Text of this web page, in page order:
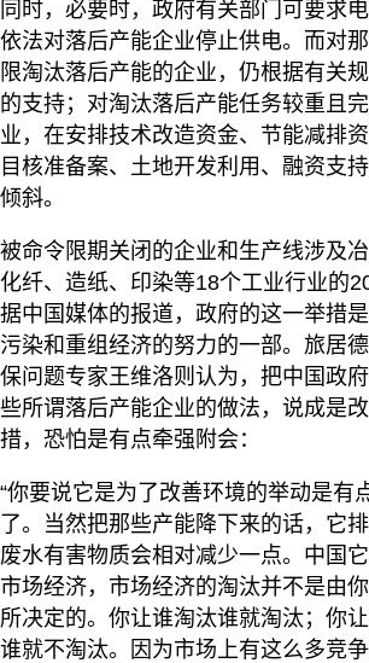
同时，必要时，政府有关部门可要求
依法对落后产能企业停止供电。而对
限淘汰落后产能的企业，仍根据有关
的支持；对淘汰落后产能任务较重且
业，在安排技术改造资金、节能减排
目核准备案、土地开发利用、融资支
倾斜。
被命令限期关闭的企业和生产线涉及冶
化纤、造纸、印染等18个工业行业的
据中国媒体的报道，政府的这一举措
污染和重组经济的努力的一部。旅居
保问题专家王维洛则认为，把中国政
些所谓落后产能企业的做法，说成是
措，恐怕是有点牵强附会：
“你要说它是为了改善环境的举动是有
了。当然把那些产能降下来的话，它排
废水有害物质会相对减少一点。中国
市场经济，市场经济的淘汰并不是由
所决定的。你让谁淘汰谁就淘汰；你让
谁就不淘汰。因为市场上有这么多竞